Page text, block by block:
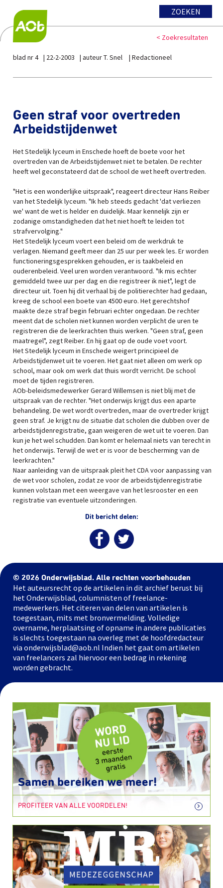
ZOEKEN
< Zoekresultaten
blad nr 4 22-2-2003 auteur T. Snel Redactioneel
Geen straf voor overtreden
Arbeidstijdenwet
Het Stedelijk lyceum in Enschede hoeft de boete voor het
overtreden van de Arbeidstijdenwet niet te betalen. De rechter
heeft wel geconstateerd dat de school de wet heeft overtreden.
"Het is een wonderlijke uitspraak", reageert directeur Hans Reiber
van het Stedelijk lyceum. "Ik heb steeds gedacht 'dat verliezen
we' want de wet is helder en duidelijk. Maar kennelijk zijn er
zodanige omstandigheden dat het niet hoeft te leiden tot
strafvervolging."
Het Stedelijk lyceum voert een beleid om de werkdruk te
verlagen. Niemand geeft meer dan 25 uur per week les. Er worden
functioneringsgesprekken gehouden, er is taakbeleid en
ouderenbeleid. Veel uren worden verantwoord. "Ik mis echter
gemiddeld twee uur per dag en die registreer ik niet", legt de
directeur uit. Toen hij dit verhaal bij de politierechter had gedaan,
kreeg de school een boete van 4500 euro. Het gerechtshof
maakte deze straf begin februari echter ongedaan. De rechter
meent dat de scholen niet kunnen worden verplicht de uren te
registreren die de leerkrachten thuis werken. "Geen straf, geen
maatregel", zegt Reiber. En hij gaat op de oude voet voort.
Het Stedelijk lyceum in Enschede weigert principieel de
Arbeidstijdenwet uit te voeren. Het gaat niet alleen om werk op
school, maar ook om werk dat thuis wordt verricht. De school
moet de tijden registreren.
AOb-beleidsmedewerker Gerard Willemsen is niet blij met de
uitspraak van de rechter. "Het onderwijs krijgt dus een aparte
behandeling. De wet wordt overtreden, maar de overtreder krijgt
geen straf. Je krijgt nu de situatie dat scholen die dubben over de
arbeidstijdenregistratie, gaan weigeren de wet uit te voeren. Dan
kun je het wel schudden. Dan komt er helemaal niets van terecht in
het onderwijs. Terwijl de wet er is voor de bescherming van de
leerkrachten."
Naar aanleiding van de uitspraak pleit het CDA voor aanpassing van
de wet voor scholen, zodat ze voor de arbeidstijdenregistratie
kunnen volstaan met een weergave van het lesrooster en een
registratie van eventuele uitzonderingen.
Dit bericht delen:
© 2026 Onderwijsblad. Alle rechten voorbehouden
Het auteursrecht op de artikelen in dit archief berust bij
het Onderwijsblad, columnisten of freelance-
medewerkers. Het citeren van delen van artikelen is
toegestaan, mits met bronvermelding. Volledige
overname, herplaatsing of opname in andere publicaties
is slechts toegestaan na overleg met de hoofdredacteur
via onderwijsblad@aob.nl Indien het gaat om artikelen
van freelancers zal hiervoor een bedrag in rekening
worden gebracht.
Samen bereiken we meer!
PROFITEER VAN ALLE VOORDELEN!